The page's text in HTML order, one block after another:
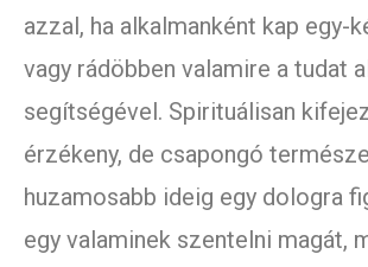
azzal, ha alkalmanként kap egy-
vagy rádöbben valamire a tudat
segítségével. Spirituálisan
érzékeny, de csapongó
huzamosabb ideig egy dologra
egy valaminek szentelni magát,